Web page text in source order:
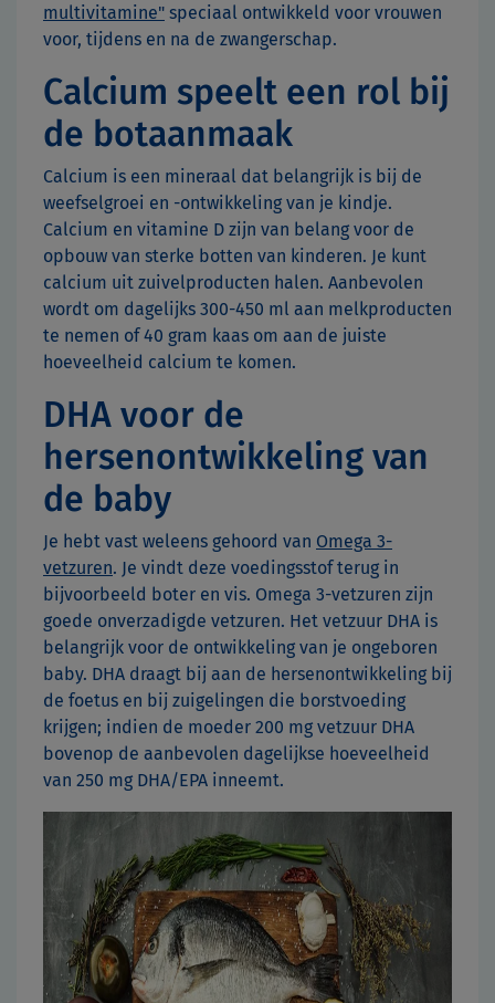
multivitamine" speciaal ontwikkeld voor vrouwen
voor, tijdens en na de zwangerschap.
Calcium speelt een rol bij
de botaanmaak
Calcium is een mineraal dat belangrijk is bij de
weefselgroei en -ontwikkeling van je kindje.
Calcium en vitamine D zijn van belang voor de
opbouw van sterke botten van kinderen. Je kunt
calcium uit zuivelproducten halen. Aanbevolen
wordt om dagelijks 300-450 ml aan melkproducten
te nemen of 40 gram kaas om aan de juiste
hoeveelheid calcium te komen.
DHA voor de
hersenontwikkeling van
de baby
Je hebt vast weleens gehoord van Omega 3-
vetzuren. Je vindt deze voedingsstof terug in
bijvoorbeeld boter en vis. Omega 3-vetzuren zijn
goede onverzadigde vetzuren. Het vetzuur DHA is
belangrijk voor de ontwikkeling van je ongeboren
baby. DHA draagt bij aan de hersenontwikkeling bij
de foetus en bij zuigelingen die borstvoeding
krijgen; indien de moeder 200 mg vetzuur DHA
bovenop de aanbevolen dagelijkse hoeveelheid
van 250 mg DHA/EPA inneemt.